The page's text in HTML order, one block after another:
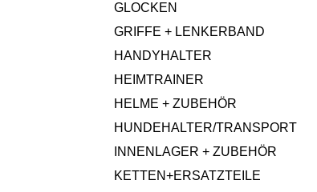
GLOCKEN
GRIFFE + LENKERBAND
HANDYHALTER
HEIMTRAINER
HELME + ZUBEHÖR
HUNDEHALTER/TRANSPORT
INNENLAGER + ZUBEHÖR
KETTEN+ERSATZTEILE